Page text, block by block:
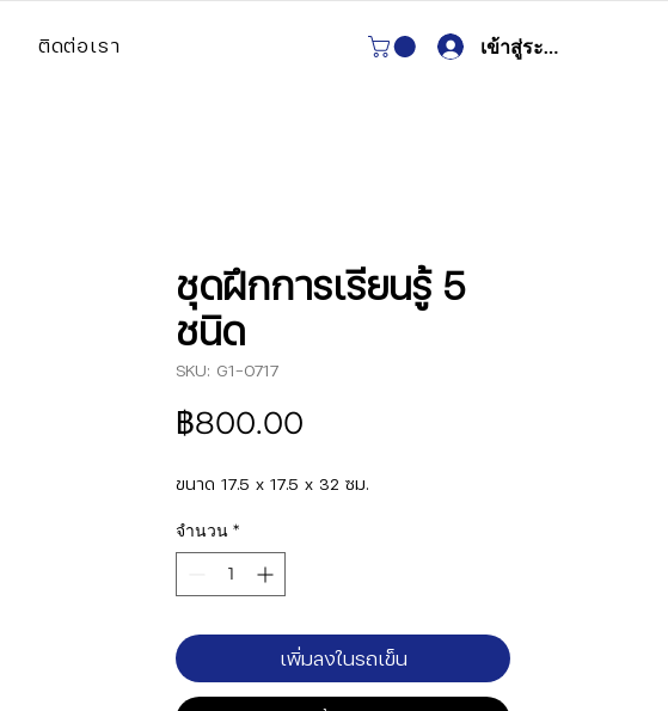
ติดต่อเรา เข้าสู่ระบบ
ชุดฝึกการเรียนรู้ 5
ชนิด
SKU: G1-0717
฿800.00
ขนาด 17.5 x 17.5 x 32 ซม.
จำนวน *
เพิ่มลงในรถเข็น